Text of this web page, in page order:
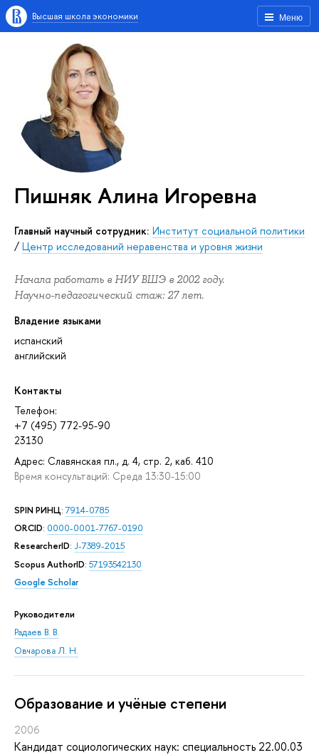
Меню
Высшая школа экономики
Пишняк Алина Игоревна
Главный научный сотрудник: Институт социальной политики
/ Центр исследований неравенства и уровня жизни
Начала работать в НИУ ВШЭ в 2002 году.
Научно-педагогический стаж: 27 лет.
Владение языками
испанский
английский
Контакты
Телефон:
+7 (495) 772-95-90
23130
Адрес: Славянская пл., д. 4, стр. 2, каб. 410
Время консультаций: Среда 13:30-15:00
SPIN РИНЦ:7914-0785
ORCID: 0000-0001-7767-0190
ResearcherID: J-7389-2015
Scopus AuthorID: 57193542130
Google Scholar
Руководители
Радаев В. В.
Овчарова Л. Н.
Oбразование и учёные степени
2006
Кандидат социологических наук: специальность 22.00.03